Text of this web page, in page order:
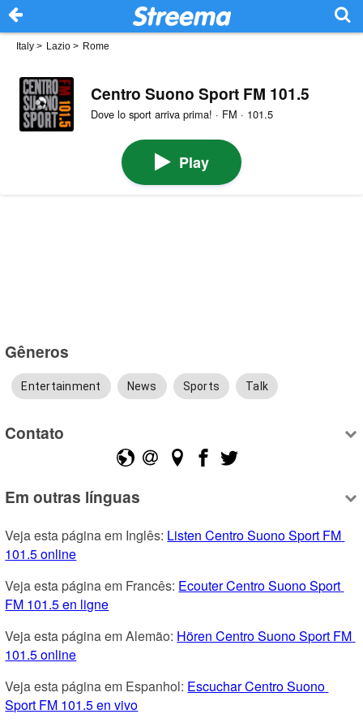
Italy > Lazio > Rome
Centro Suono Sport FM 101.5
Dove lo sport arriva prima! · FM · 101.5
Play
Gêneros
Entertainment News Sports Talk
Contato
Em outras línguas
Veja esta página em Inglês: Listen Centro Suono Sport FM
101.5 online
Veja esta página em Francês: Ecouter Centro Suono Sport
FM 101.5 en ligne
Veja esta página em Alemão: Hören Centro Suono Sport FM
101.5 online
Veja esta página em Espanhol: Escuchar Centro Suono
Sport FM 101.5 en vivo